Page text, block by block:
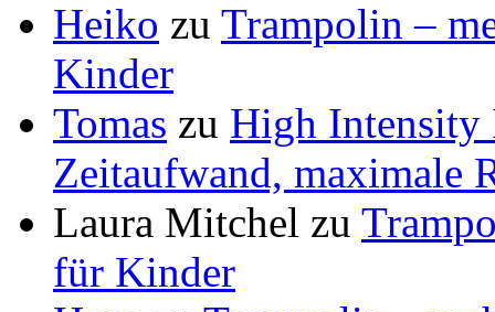
Heiko zu Trampolin –
Kinder
Tomas zu High
Zeitaufwand, maximale
Laura Mitchel zu
für Kinder